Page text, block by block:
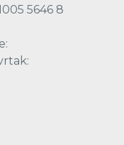
5646 8